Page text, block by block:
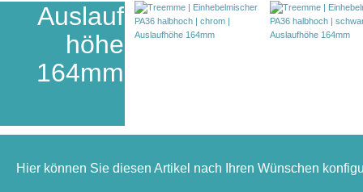
Auslauf
höhe
164mm
Hier können Sie diesen Artikel nach Ihren Wünschen